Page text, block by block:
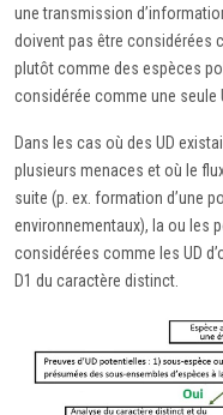
une transmission
doivent pas être considérées
plutôt comme des espèces
considérée comme une seule
Dans les cas où des UD
plusieurs menaces et où le
suite (p. ex. formation d’une
environnementaux), la ou les
considérées comme les UD
D1 du caractère distinct.